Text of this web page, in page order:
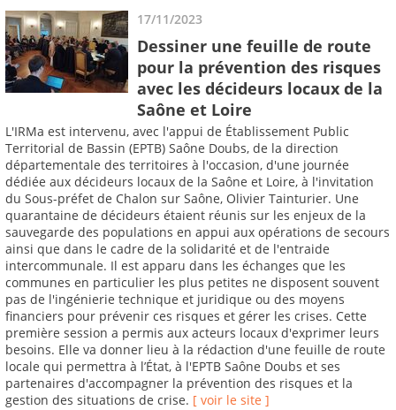
17/11/2023
Dessiner une feuille de route
pour la prévention des risques
avec les décideurs locaux de la
Saône et Loire
L'IRMa est intervenu, avec l'appui de Établissement Public
Territorial de Bassin (EPTB) Saône Doubs, de la direction
départementale des territoires à l'occasion, d'une journée
dédiée aux décideurs locaux de la Saône et Loire, à l'invitation
du Sous-préfet de Chalon sur Saône, Olivier Tainturier. Une
quarantaine de décideurs étaient réunis sur les enjeux de la
sauvegarde des populations en appui aux opérations de secours
ainsi que dans le cadre de la solidarité et de l'entraide
intercommunale. Il est apparu dans les échanges que les
communes en particulier les plus petites ne disposent souvent
pas de l'ingénierie technique et juridique ou des moyens
financiers pour prévenir ces risques et gérer les crises. Cette
première session a permis aux acteurs locaux d'exprimer leurs
besoins. Elle va donner lieu à la rédaction d'une feuille de route
locale qui permettra à l’État, à l'EPTB Saône Doubs et ses
partenaires d'accompagner la prévention des risques et la
gestion des situations de crise. [ voir le site ]